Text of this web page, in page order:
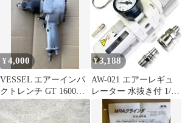
¥4,000
VESSEL エアーインパ
クトレンチ GT 1600VP
本体
¥3,188
AW-021 エアーレギュ
レーター 水抜き付 1/4
手動排水 コンプレッサ